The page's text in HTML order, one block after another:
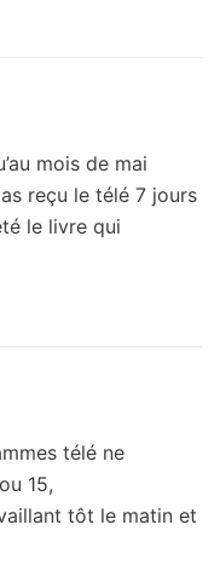
mois de mai
reçu le télé 7 jours
le livre qui
télé ne
15,
tôt le matin et